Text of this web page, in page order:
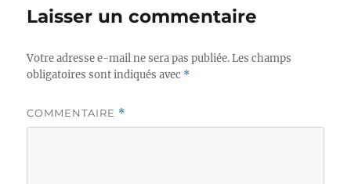
Laisser un commentaire
Votre adresse e-mail ne sera pas publiée. Les champs
obligatoires sont indiqués avec *
COMMENTAIRE *